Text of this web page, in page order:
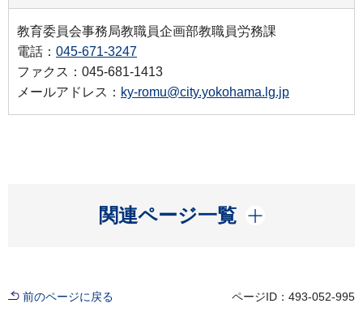
教育委員会事務局教職員企画部教職員労務課
電話： 045-671-3247
ファクス：045-681-1413
メールアドレス： ky-romu@city.yokohama.lg.jp
関連ページ一覧
開く
前のページに戻る ページID：493-052-995